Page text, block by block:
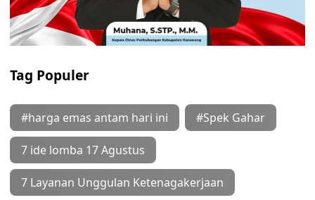
Tag Populer
#harga emas antam hari ini #Spek Gahar
7 ide lomba 17 Agustus
7 Layanan Unggulan Ketenagakerjaan